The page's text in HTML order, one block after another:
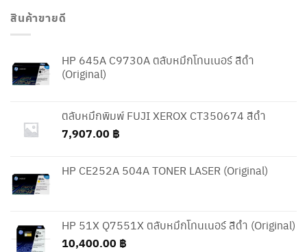
สินค้าขายดี
HP 645A C9730A ตลับหมึกโทนเนอร์ สีดำ
(Original)
ตลับหมึกพิมพ์ FUJI XEROX CT350674 สีดำ
7,907.00 ฿
HP CE252A 504A TONER LASER (Original)
HP 51X Q7551X ตลับหมึกโทนเนอร์ สีดำ (Original)
10,400.00 ฿